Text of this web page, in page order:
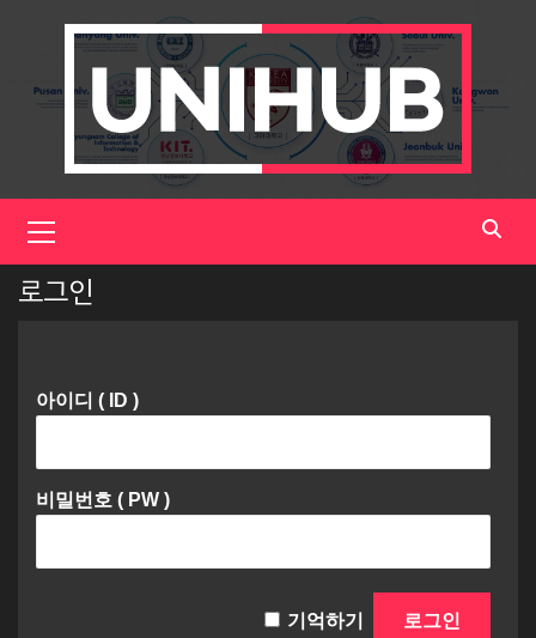
Menu
로그인
아이디 ( ID )
비밀번호 ( PW )
기억하기